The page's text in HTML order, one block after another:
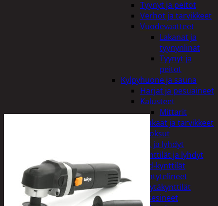
Tyynyt ja peitot
Verhot ja tarvikkeet
Vuodevaatteet
Lakanat ja
tyynynlinat
Tyynyt ja
peitot
Kylpyhuone ja sauna
Harjat ja pesuaineet
Kalusteet
Mittarit
Kiukaat ja tarvikkeet
Tuoksut
Kynttilät ja lyhdyt
Kynttilät ja lyhdyt
Led-kynttilät
Lyhtytelineet
Pöytäkynttilät
Sisustusesineet